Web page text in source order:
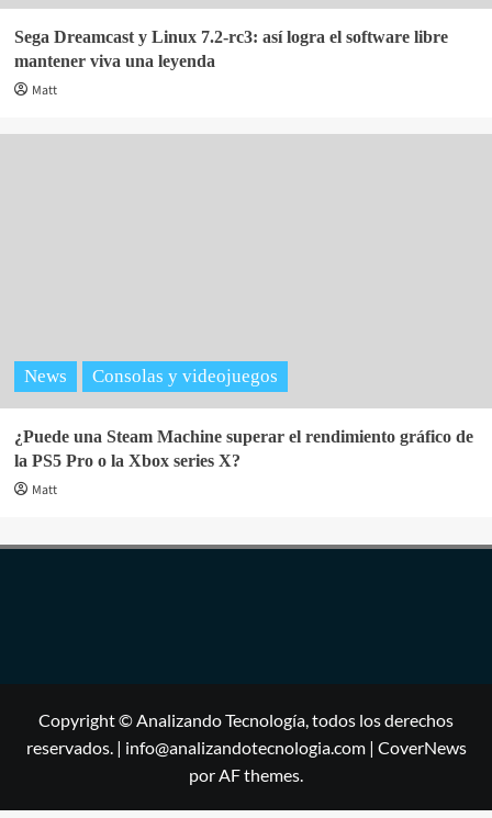
Sega Dreamcast y Linux 7.2-rc3: así logra el software libre
mantener viva una leyenda
Matt
News Consolas y videojuegos
¿Puede una Steam Machine superar el rendimiento gráfico de
la PS5 Pro o la Xbox series X?
Matt
Copyright © Analizando Tecnología, todos los derechos
reservados. | info@analizandotecnologia.com | CoverNews
por AF themes.